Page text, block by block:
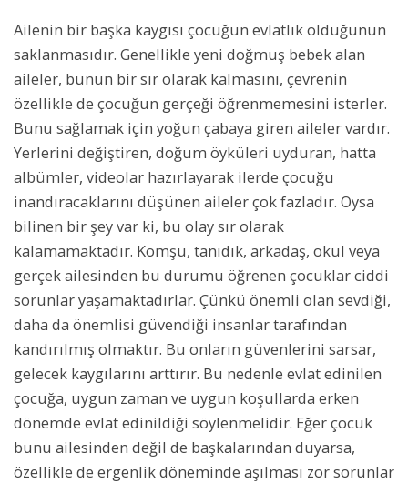
Ailenin bir başka kaygısı çocuğun evlatlık olduğunun
saklanmasıdır. Genellikle yeni doğmuş bebek alan
aileler, bunun bir sır olarak kalmasını, çevrenin
özellikle de çocuğun gerçeği öğrenmemesini isterler.
Bunu sağlamak için yoğun çabaya giren aileler vardır.
Yerlerini değiştiren, doğum öyküleri uyduran, hatta
albümler, videolar hazırlayarak ilerde çocuğu
inandıracaklarını düşünen aileler çok fazladır. Oysa
bilinen bir şey var ki, bu olay sır olarak
kalamamaktadır. Komşu, tanıdık, arkadaş, okul veya
gerçek ailesinden bu durumu öğrenen çocuklar ciddi
sorunlar yaşamaktadırlar. Çünkü önemli olan sevdiği,
daha da önemlisi güvendiği insanlar tarafından
kandırılmış olmaktır. Bu onların güvenlerini sarsar,
gelecek kaygılarını arttırır. Bu nedenle evlat edinilen
çocuğa, uygun zaman ve uygun koşullarda erken
dönemde evlat edinildiği söylenmelidir. Eğer çocuk
bunu ailesinden değil de başkalarından duyarsa,
özellikle de ergenlik döneminde aşılması zor sorunlar